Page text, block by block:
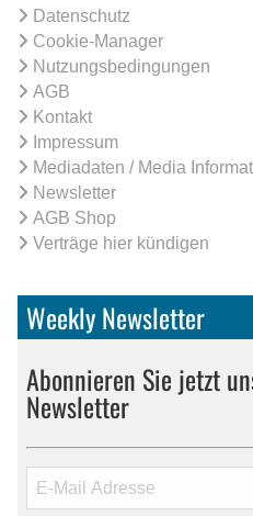
Datenschutz
Cookie-Manager
Nutzungsbedingungen
AGB
Kontakt
Impressum
Mediadaten / Media
Newsletter
AGB Shop
Verträge hier kündigen
Weekly Newsletter
Abonnieren Sie jetzt
Newsletter